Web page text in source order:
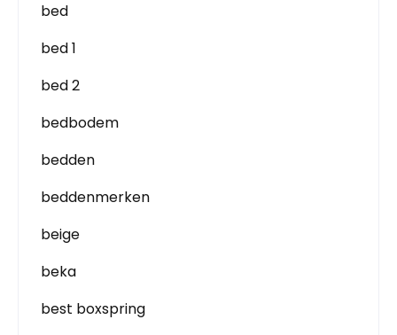
bed
bed 1
bed 2
bedbodem
bedden
beddenmerken
beige
beka
best boxspring